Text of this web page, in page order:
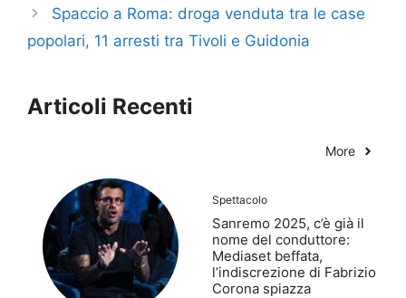
Spaccio a Roma: droga venduta tra le case
popolari, 11 arresti tra Tivoli e Guidonia
Articoli Recenti
More
Spettacolo
Sanremo 2025, c’è già il
nome del conduttore:
Mediaset beffata,
l’indiscrezione di Fabrizio
Corona spiazza